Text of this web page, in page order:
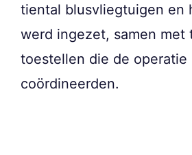
tiental blusvliegtuigen en
werd ingezet, samen met
toestellen die de operatie
coördineerden.